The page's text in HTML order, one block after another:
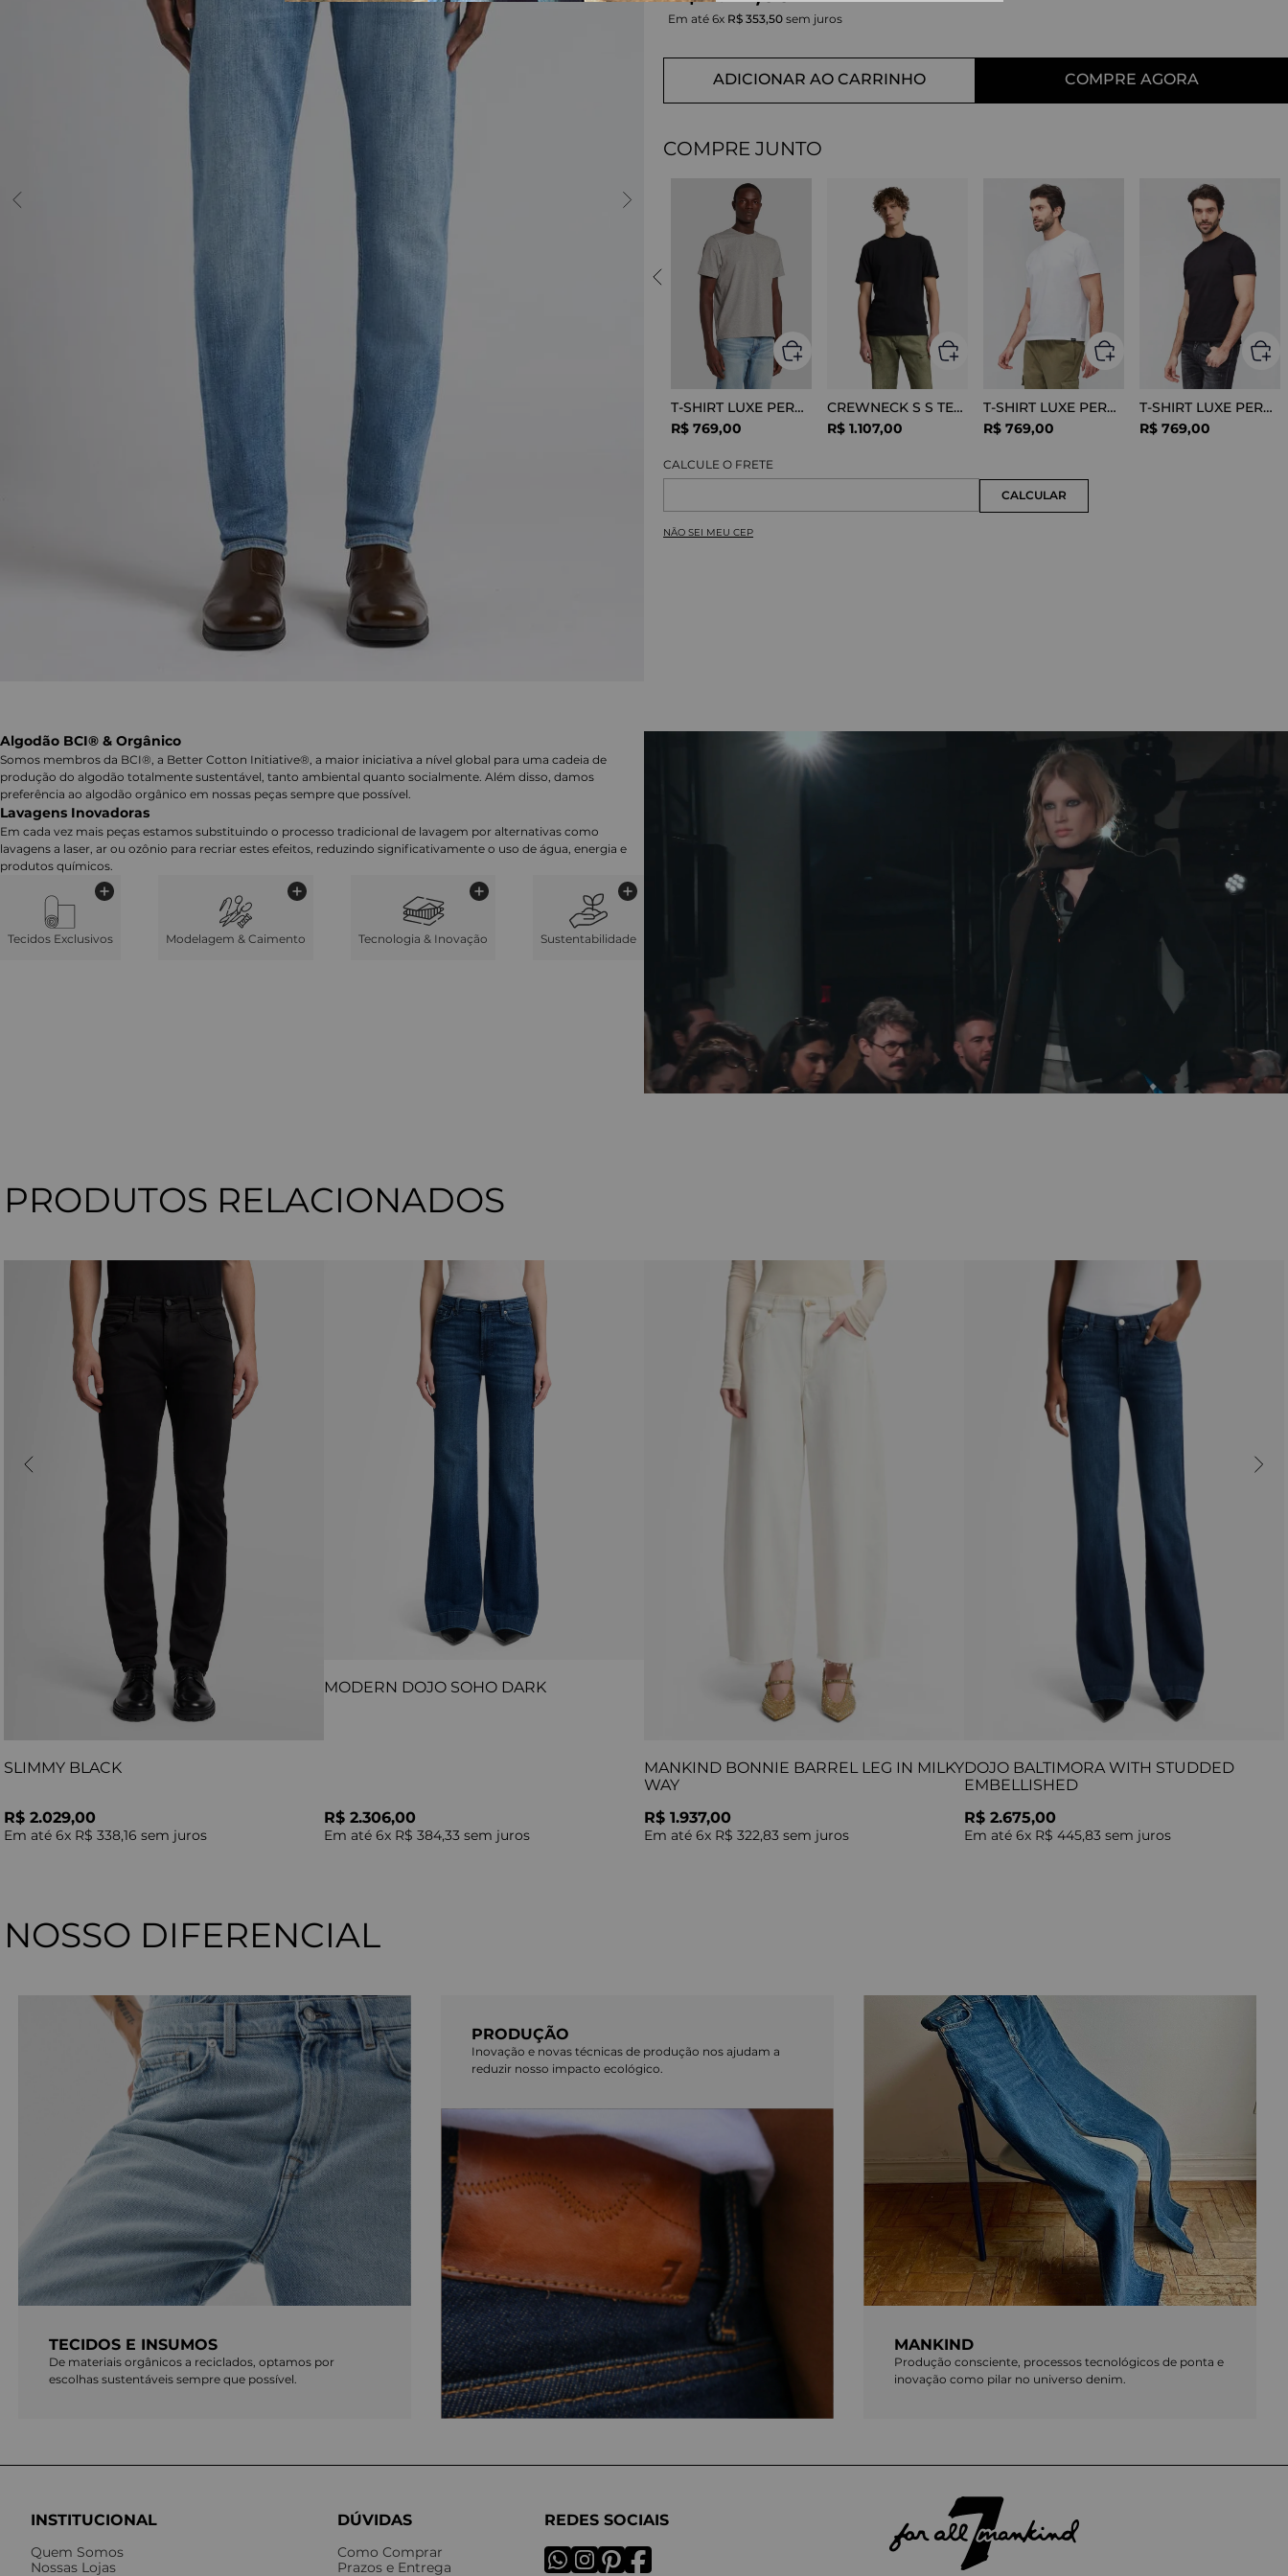
Em até 6x R$ 353,50 sem juros
ADICIONAR AO CARRINHO COMPRE AGORA
COMPRE JUNTO
T-SHIRT LUXE PERFOR GREY MELANGE
R$ 769,00
CREWNECK S S TEE COTTON BLACK
R$ 1.107,00
T-SHIRT LUXE PERFORMANCE WHITE
R$ 769,00
T-SHIRT LUXE PERFORMANCE BLACK
R$ 769,00
NÃO SEI MEU CEP
Algodão BCI® & Orgânico
Somos membros da BCI®, a Better Cotton Initiative®, a maior iniciativa a nível global para uma cadeia de
produção do algodão totalmente sustentável, tanto ambiental quanto socialmente. Além disso, damos
preferência ao algodão orgânico em nossas peças sempre que possível.
Lavagens Inovadoras
Em cada vez mais peças estamos substituindo o processo tradicional de lavagem por alternativas como
lavagens a laser, ar ou ozônio para recriar estes efeitos, reduzindo significativamente o uso de água, energia e
produtos químicos.
Tecidos Exclusivos Modelagem & Caimento Tecnologia & Inovação Sustentabilidade
PRODUTOS RELACIONADOS
SLIMMY BLACK
R$ 2.029,00
Em até 6x R$ 338,16 sem juros
MODERN DOJO SOHO DARK
R$ 2.306,00
Em até 6x R$ 384,33 sem juros
MANKIND BONNIE BARREL LEG IN MILKY
WAY
R$ 1.937,00
Em até 6x R$ 322,83 sem juros
DOJO BALTIMORA WITH STUDDED
EMBELLISHED
R$ 2.675,00
Em até 6x R$ 445,83 sem juros
NOSSO DIFERENCIAL
TECIDOS E INSUMOS
De materiais orgânicos a reciclados, optamos por
escolhas sustentáveis sempre que possível.
PRODUÇÃO
Inovação e novas técnicas de produção nos ajudam a
reduzir nosso impacto ecológico.
MANKIND
Produção consciente, processos tecnológicos de ponta e
inovação como pilar no universo denim.
INSTITUCIONAL
Quem Somos
Nossas Lojas
DÚVIDAS
Como Comprar
Prazos e Entrega
REDES SOCIAIS